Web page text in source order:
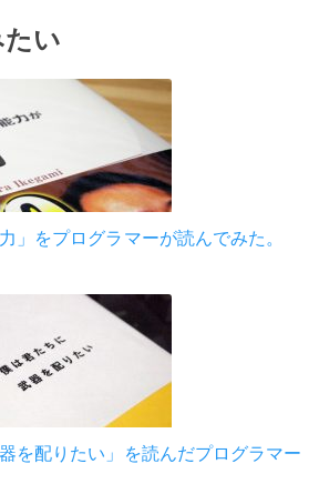
い
」をプログラマーが読んでみた。
を配りたい」を読んだプログラマー